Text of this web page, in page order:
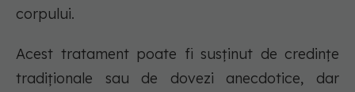
corpului.
Acest tratament poate fi susținut de credințe
tradiționale sau de dovezi anecdotice, dar